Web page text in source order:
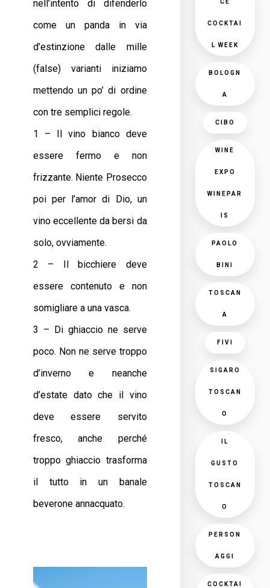
nell’intento di difenderlo
come un panda in via
d’estinzione dalle mille
(false) varianti iniziamo
mettendo un po’ di ordine
con tre semplici regole.
1 – Il vino bianco deve
essere fermo e non
frizzante. Niente Prosecco
poi per l’amor di Dio, un
vino eccellente da bersi da
solo, ovviamente.
2 – Il bicchiere deve
essere contenuto e non
somigliare a una vasca.
3 – Di ghiaccio ne serve
poco. Non ne serve troppo
d’inverno e neanche
d’estate dato che il vino
deve essere servito
fresco, anche perché
troppo ghiaccio trasforma
il tutto in un banale
beverone annacquato.
CE
COCKTAI
L WEEK
BOLOGN
A
CIBO
WINE
EXPO
WINEPAR
IS
PAOLO
BINI
TOSCAN
A
FIVI
SIGARO
TOSCAN
O
IL
GUSTO
TOSCAN
O
PERSON
AGGI
COCKTAI